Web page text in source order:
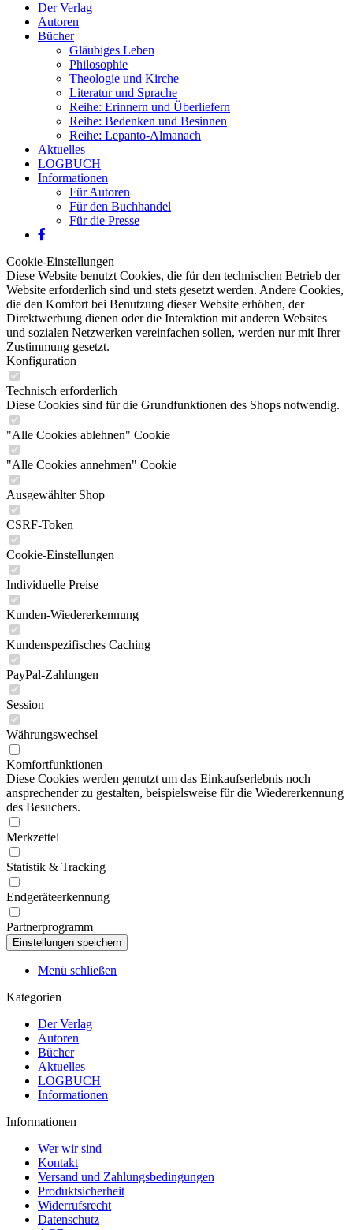
Der Verlag
Autoren
Bücher
Gläubiges Leben
Philosophie
Theologie und Kirche
Literatur und Sprache
Reihe: Erinnern und Überliefern
Reihe: Bedenken und Besinnen
Reihe: Lepanto-Almanach
Aktuelles
LOGBUCH
Informationen
Für Autoren
Für den Buchhandel
Für die Presse
Cookie-Einstellungen
Diese Website benutzt Cookies, die für den technischen Betrieb der
Website erforderlich sind und stets gesetzt werden. Andere Cookies,
die den Komfort bei Benutzung dieser Website erhöhen, der
Direktwerbung dienen oder die Interaktion mit anderen Websites
und sozialen Netzwerken vereinfachen sollen, werden nur mit Ihrer
Zustimmung gesetzt.
Konfiguration
Technisch erforderlich
Diese Cookies sind für die Grundfunktionen des Shops notwendig.
"Alle Cookies ablehnen" Cookie
"Alle Cookies annehmen" Cookie
Ausgewählter Shop
CSRF-Token
Cookie-Einstellungen
Individuelle Preise
Kunden-Wiedererkennung
Kundenspezifisches Caching
PayPal-Zahlungen
Session
Währungswechsel
Komfortfunktionen
Diese Cookies werden genutzt um das Einkaufserlebnis noch
ansprechender zu gestalten, beispielsweise für die Wiedererkennung
des Besuchers.
Merkzettel
Statistik & Tracking
Endgeräteerkennung
Partnerprogramm
Menü schließen
Kategorien
Der Verlag
Autoren
Bücher
Aktuelles
LOGBUCH
Informationen
Informationen
Wer wir sind
Kontakt
Versand und Zahlungsbedingungen
Produktsicherheit
Widerrufsrecht
Datenschutz